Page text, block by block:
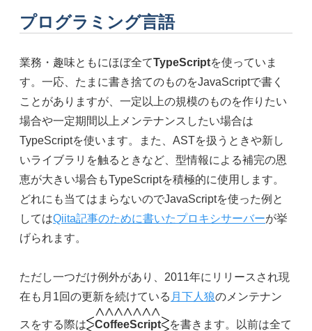
プログラミング言語
業務・趣味ともにほぼ全てTypeScriptを使っていま
す。一応、たまに書き捨てのものをJavaScriptで書く
ことがありますが、一定以上の規模のものを作りたい
場合や一定期間以上メンテナンスしたい場合は
TypeScriptを使います。また、ASTを扱うときや新し
いライブラリを触るときなど、型情報による補完の恩
恵が大きい場合もTypeScriptを積極的に使用します。
どれにも当てはまらないのでJavaScriptを使った例と
してはQiita記事のために書いたプロキシサーバーが挙
げられます。
ただし一つだけ例外があり、2011年にリリースされ現
在も月1回の更新を続けている 月下人狼のメンテナン
スをする際は CoffeeScript を書きます。以前は全て